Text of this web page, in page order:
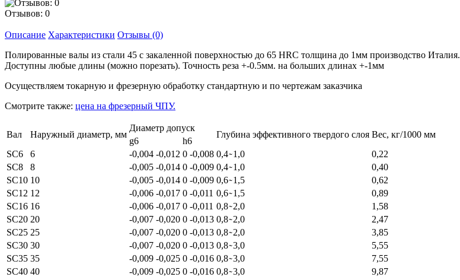
Отзывов: 0
Описание Характеристики Отзывы (0)
Полированные валы из стали 45 с закаленной поверхностью до 65 HRC толщина до 1мм производство Италия.
Доступны любые длины (можно порезать). Точность реза +-0.5мм. на больших длинах +-1мм
Осуществляем токарную и фрезерную обработку стандартную и по чертежам заказчика
Смотрите также: цена на фрезерный ЧПУ.
Вал Наружный диаметр, мм
Диаметр допуск
Глубина эффективного твердого слоя Вес, кг/1000 мм
g6
h6
SC6
6 -0,004 -0,012 0 -0,008 0,4 ̴ 1,0
0,22
SC8
8 -0,005 -0,014 0 -0,009 0,4 ̴ 1,0
0,40
SC10 10 -0,005 -0,014 0 -0,009 0,6 ̴ 1,5
0,62
SC12 12 -0,006 -0,017 0 -0,011 0,6 ̴ 1,5
0,89
SC16 16 -0,006 -0,017 0 -0,011 0,8 ̴ 2,0
1,58
SC20 20 -0,007 -0,020 0 -0,013 0,8 ̴ 2,0
2,47
SC25 25 -0,007 -0,020 0 -0,013 0,8 ̴ 2,0
3,85
SC30 30 -0,007 -0,020 0 -0,013 0,8 ̴ 3,0
5,55
SC35 35 -0,009 -0,025 0 -0,016 0,8 ̴ 3,0
7,55
SC40 40 -0,009 -0,025 0 -0,016 0,8 ̴ 3,0
9,87